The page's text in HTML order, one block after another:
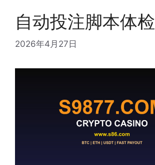
自动投注脚本体检
2026年4月27日